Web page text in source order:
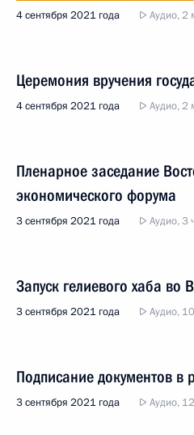
4 сентября 2021 года Аудио, 2
Церемония вручения
4 сентября 2021 года Аудио, 2
Пленарное заседание
экономического форума
3 сентября 2021 года Аудио, 3
Запуск гелиевого хаба во
3 сентября 2021 года Аудио,
Подписание документов в
3 сентября 2021 года Аудио,